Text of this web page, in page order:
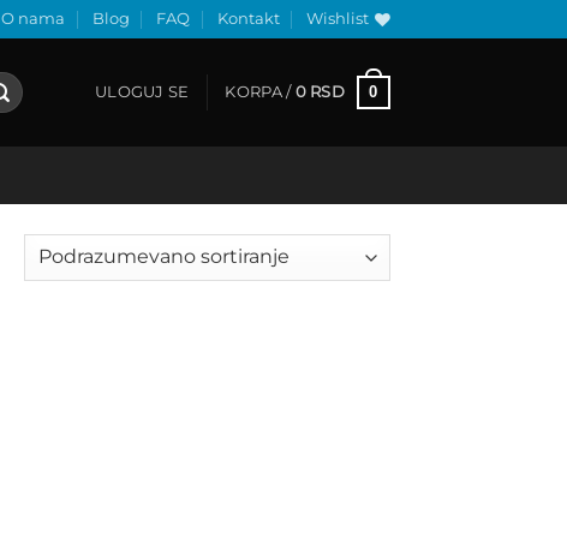
O nama Blog FAQ Kontakt Wishlist
ULOGUJ SE KORPA / 0 RSD 0